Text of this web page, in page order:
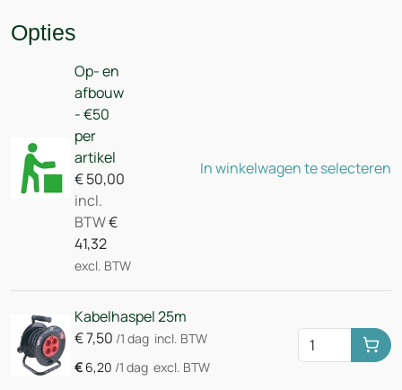
Opties
Op- en
afbouw
- €50
per
artikel
€50,00
incl.
BTW€
41,32
excl. BTW
In winkelwagen te selecteren
Kabelhaspel 25m
€7,50 /1 dag incl. BTW
€ 6,20 /1 dag excl. BTW